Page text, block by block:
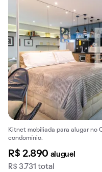
Kitnet mobiliada para alugar no
condomínio.
R$ 2.890 aluguel
R$ 3.731 total